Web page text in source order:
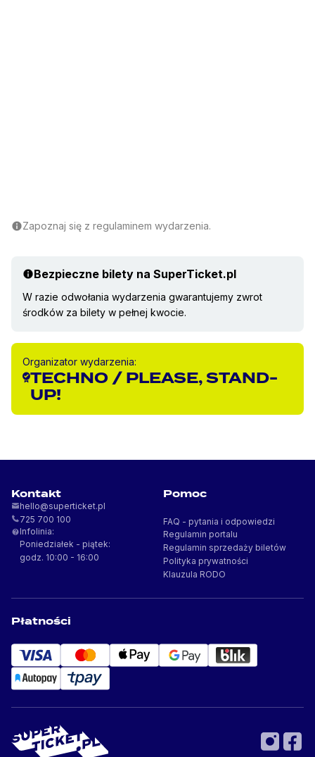
Zapoznaj się z regulaminem wydarzenia.
Bezpieczne bilety na SuperTicket.pl
W razie odwołania wydarzenia gwarantujemy zwrot
środków za bilety w pełnej kwocie.
Organizator wydarzenia:
TECHNO / PLEASE, STAND-
UP!
Kontakt
Infolinia:
Poniedziałek - piątek:
godz. 10:00 - 16:00
Pomoc
FAQ - pytania i odpowiedzi
Regulamin portalu
Regulamin sprzedaży biletów
Polityka prywatności
Klauzula RODO
Płatności